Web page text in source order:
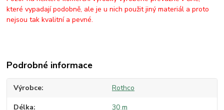
které vypadají podobně, ale je u nich použit jiný materiál a proto
nejsou tak kvalitní a pevné.
Podrobné informace
Výrobce Rothco
Délka 30 m